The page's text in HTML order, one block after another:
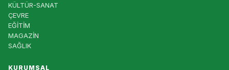
KÜLTÜR-SANAT
ÇEVRE
EĞİTİM
MAGAZİN
SAĞLIK
KURUMSAL